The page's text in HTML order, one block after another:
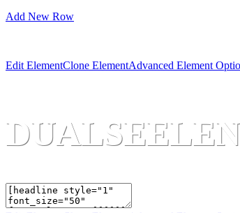
Add New Row
Edit ElementClone ElementAdvanced Element